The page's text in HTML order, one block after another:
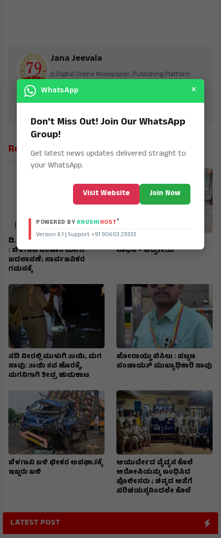
Jana Jeevala
is Digital Online Newspaper, Publishing Platform
Updates including Politics, Business, Crime,
Education, Sports, Science, Current Affairs. Latest
Related News
ದಿ. 26 ಬಸವ ಜಯಂತಿ ಮೆರವಣಿಗೆ
: ಬೆಳಗಾವಿ ಸಂಚಾರ ಮಾರ್ಗ
ಬದಲಾವಣೆ; ಸಾರ್ವಜನಿಕರ
ಗಮನಕ್ಕೆ
ಸಾಧನೆ – ಅದ್ವಿತೀಯ
ನದಿ ನೀರಲ್ಲಿ ಮುಳುಗಿ ತಾಯಿ, ಮಗ
ಸಾವು: ತಾಯಿ ಶವ ಹೊರಕ್ಕೆ,
ಮಗನಿಗಾಗಿ ತೀವ್ರ ಹುಡುಕಾಟ
ಜೋರಾಯ್ತು ಬಿಸಿಲು : ಪಟ್ಟಣ
ಪಂಚಾಯತ್ ಮುಖ್ಯಾಧಿಕಾರಿ ಸಾವು
ಬೆಳಗಾವಿ ಬಳಿ ಭೀಕರ ಅಪಘಾತಕ್ಕೆ
ಇಬ್ಬರು ಬಲಿ
ಆಯುರ್ವೇದ ವೈದ್ಯನ ಕೊಲೆ
ಆರೋಪಿಯನ್ನು ಬಂಧಿಸಿದ
ಪೊಲೀಸರು ; ಚಿನ್ನದ ಆಸೆಗೆ
ಪರಿಚಯಸ್ಥನಿಂದಲೇ ಕೊಲೆ
LATEST POST
WhatsApp ×
Don't Miss Out! Join Our WhatsApp
Group!
Get latest news updates delivered straight to
your WhatsApp.
Visit Website Join Now
POWERED BY KHUSHIHOST®
Version 6.1 | Support +91 90603 29333